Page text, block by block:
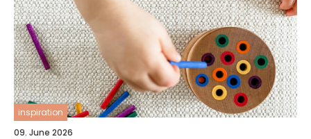
inspiration
09. June 2026